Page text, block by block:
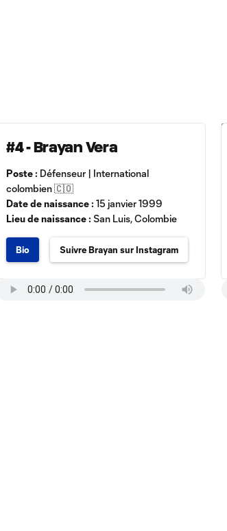
#4 - Brayan Vera
Poste : Défenseur | International
colombien 🇨🇴
Date de naissance : 15 janvier 1999
Lieu de naissance : San Luis, Colombie
Bio Suivre Brayan sur Instagram